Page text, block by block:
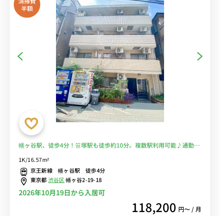
半額
幡ヶ谷駅、徒歩4分！笹塚駅も徒歩約10分。複数駅利用可能♪通勤や
Fi格安レンタル中！
1K/16.57m²
京王新線 幡ヶ谷駅 徒歩4分
東京都渋谷区幡ヶ谷2-19-18
2026年10月19日から入居可
118,200 円〜 / 月